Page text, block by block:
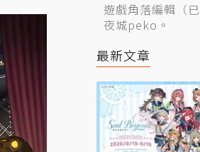
遊戲角落編輯（
夜城peko。
最新文章